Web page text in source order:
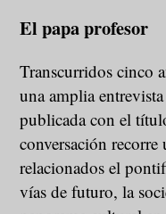
El papa profesor
Transcurridos cinco
una amplia
publicada con el
conversación
relacionados el
vías de futuro, la